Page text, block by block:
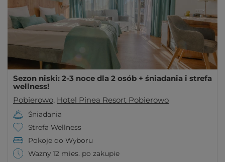
Sezon niski: 2-3 noce dla 2 osób + śniadania i strefa
wellness!
Pobierowo, Hotel Pinea Resort Pobierowo
Śniadania
Strefa Wellness
Pokoje do Wyboru
Ważny 12 mies. po zakupie